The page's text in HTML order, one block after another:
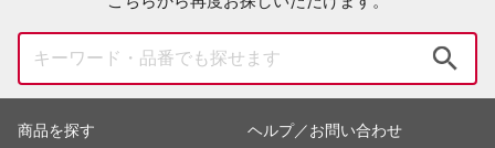
商品を探す ヘルプ／お問い合わせ